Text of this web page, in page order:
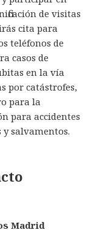
de visitas
cita para
teléfonos de
casos de
en la vía
por catástrofes,
para la
para accidentes
y salvamentos.
Madrid